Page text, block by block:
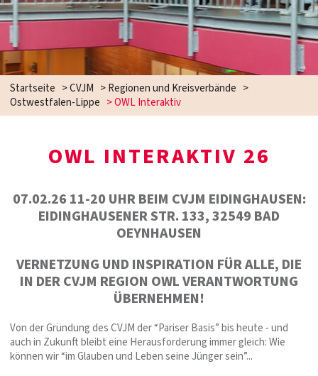
Startseite >CVJM >Regionen und Kreisverbände >
Ostwestfalen-Lippe >OWL Interaktiv
OWL INTERAKTIV 26
07.02.26 11-20 UHR BEIM CVJM EIDINGHAUSEN:
EIDINGHAUSENER STR. 133, 32549 BAD
OEYNHAUSEN
VERNETZUNG UND INSPIRATION FÜR ALLE, DIE
IN DER CVJM REGION OWL VERANTWORTUNG
ÜBERNEHMEN!
Von der Gründung des CVJM der “Pariser Basis” bis heute - und
auch in Zukunft bleibt eine Herausforderung immer gleich: Wie
können wir “im Glauben und Leben seine Jünger sein”...